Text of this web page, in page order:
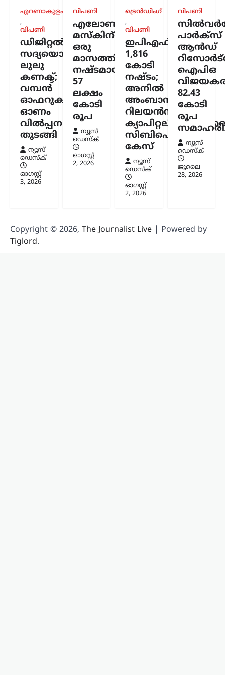
വിമർശനവുമായി സിപിഐഎം പോളിറ്റ്
ബ്യൂറോ. ഭക്ഷ്യവിളകൾ ഇന്ധന
ഉൽപ്പാദനത്തിനായി വ്യാപകമായി
ഉപയോഗിക്കുന്നത് രാജ്യത്തിന്റെ
ഭക്ഷ്യസുരക്ഷയെ ബാധിക്കുമെന്നാണ്
പാർട്ടി മുന്നറിയിപ്പ് നൽകിയത്.…
എറണാകുളം
,
വിപണി
ഡിജിറ്റൽ
സദ്യയൊരുക്കി
ലുലു
കണക്ട്;
വമ്പൻ
ഓഫറുകളുമായി
ഓണം
വിൽപ്പന
തുടങ്ങി
ന്യൂസ്
ഡെസ്ക്
ഓഗസ്റ്റ്‌
3, 2026
വിപണി
എലോൺ
മസ്കിന്
ഒരു
മാസത്തിനുള്ളിൽ
നഷ്ടമായത്
57
ലക്ഷം
കോടി
രൂപ
ന്യൂസ്
ഡെസ്ക്
ഓഗസ്റ്റ്‌
2, 2026
ട്രെൻഡിംഗ്
,
വിപണി
ഇപിഎഫ്ഒയ്ക്ക്
1,816
കോടി
നഷ്ടം;
അനിൽ
അംബാനിക്കും
റിലയൻസ്
സിബിഐ
കേസ്
ന്യൂസ്
ഡെസ്ക്
ഓഗസ്റ്റ്‌
2, 2026
വിപണി
പാർക്സ്
ആൻഡ്
ഐപിഒ
82.43
കോടി
രൂപ
ന്യൂസ്
ഡെസ്ക്
ജൂലൈ
28, 2026
Copyright © 2026, The Journalist Live | Powered by
Tiglord.